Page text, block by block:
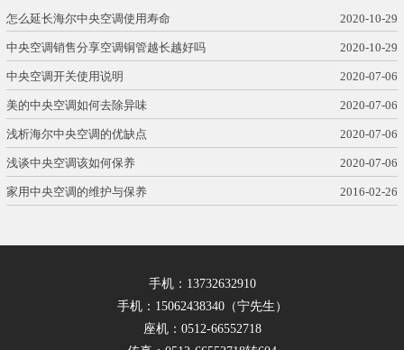
怎么延长海尔中央空调使用寿命 2020-10-29
中央空调销售分享空调铜管越长越好吗 2020-10-29
中央空调开关使用说明 2020-07-06
美的中央空调如何去除异味 2020-07-06
浅析海尔中央空调的优缺点 2020-07-06
浅谈中央空调该如何保养 2020-07-06
家用中央空调的维护与保养 2016-02-26
手机：13732632910
手机：15062438340（宁先生）
座机：0512-66552718